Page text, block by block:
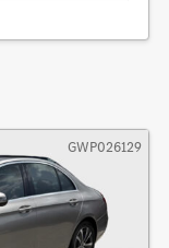
GWP026129